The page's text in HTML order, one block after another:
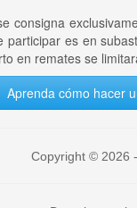
consigna
es en
en remates se
Aprenda cómo hacer
Copyright © 2026